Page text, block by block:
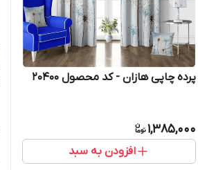
پرده چاپی هازان - کد محصول 20400
1,385,000
افزودن به سبد